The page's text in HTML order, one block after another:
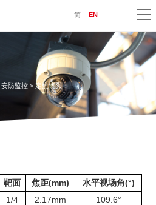
简 EN
安防监控> 定焦镜头
靶面 焦距(mm)
水平视场角(°)
1/4 2.17mm
109.6°